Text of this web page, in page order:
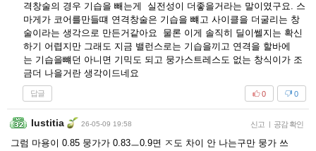
격창술의 경우 기습을 빼는게 실전성이 더좋을거라는 말이였구요. 스
마게가 코어를만들떄 연격창술은 기습을 뺴고 사이클을 더굴리는 창
술이라는 생각으로 만든거같아요 물론 이게 솔직히 딜이쎌지는 확신
하기 어렵지만 그래도 지금 밸런스로는 기습을끼고 연격을 할바에
는 기습을뺴던 아니면 기믹도 되고 뭉가스트레스도 없는 창식이가 조
금더 나을거란 생각이드네요
답글 0
0
Iustitia 26-05-09 19:58 신고 | 공감 확인
그럼 마용이 0.85 뭉가가 0.83ㅡ0.9면 ㅈ도 차이 안 나는구만 뭉가 쓰